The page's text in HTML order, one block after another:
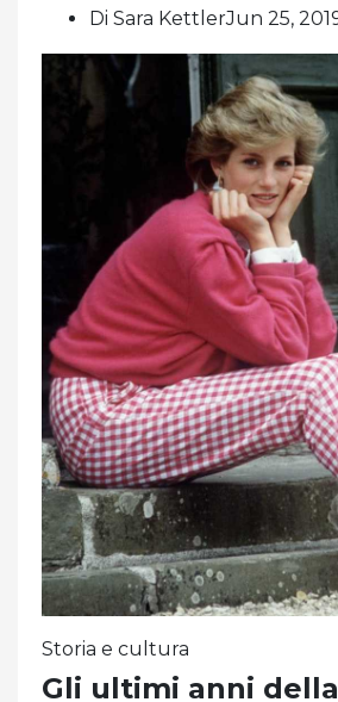
Di Sara KettlerJun 25,
Storia e cultura
Gli ultimi anni della